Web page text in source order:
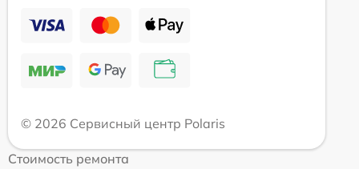
© 2026 Сервисный центр Polaris
Стоимость ремонта